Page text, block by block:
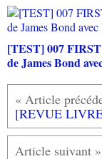
[TEST] 007
de James Bond